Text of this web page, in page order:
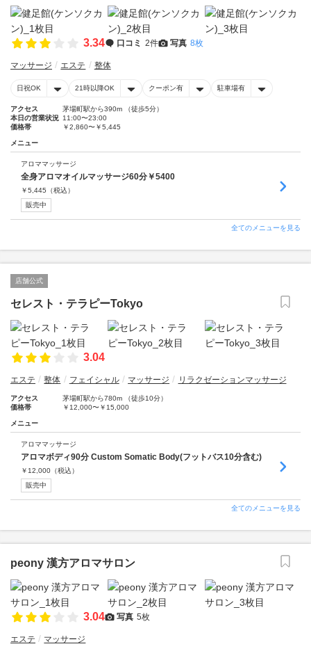
3.34 口コミ 2件 写真 8枚
マッサージ エステ 整体
日祝OK 21時以降OK クーポン有 駐車場有
アクセス
茅場町駅から390m （徒歩5分）
本日の営業状況 11:00〜23:00
価格帯
￥2,860〜￥5,445
メニュー
アロママッサージ
全身アロマオイルマッサージ60分￥5400
￥5,445 （税込）
販売中
全てのメニューを見る
店舗公式
セレスト・テラピーTokyo
3.04
エステ 整体 フェイシャル マッサージ リラクゼーションマッサージ
アクセス
茅場町駅から780m （徒歩10分）
価格帯
￥12,000〜￥15,000
メニュー
アロママッサージ
アロマボディ90分 Custom Somatic Body(フットバス10分含む)
￥ 12,000 （税込）
販売中
全てのメニューを見る
peony 漢方アロマサロン
3.04 写真 5枚
エステ マッサージ